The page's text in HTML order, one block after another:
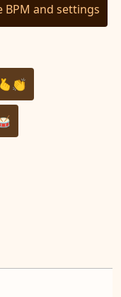
BPM and settings